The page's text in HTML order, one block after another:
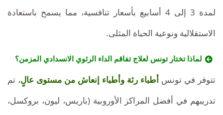
لمدة 3 إلى 4 أسابيع بأسعار تنافسية، مما يسمح باستعادة
الاستقلالية ونوعية الحياة المثلى.
لماذا تختار تونس لعلاج تفاقم الداء الرئوي الانسدادي المزمن؟
تتوفر في تونس أطباء رئة وأطباء إنعاش من مستوى عالٍ، تم
تدريبهم في أفضل المراكز الأوروبية (باريس، ليون، بروكسل،